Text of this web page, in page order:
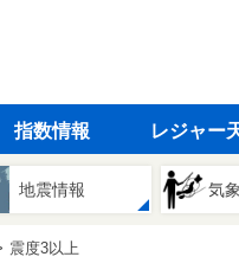
指数情報 レジャー
地震情報 気
震度3以上